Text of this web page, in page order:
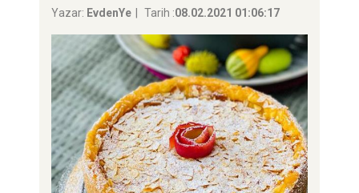
Yazar: EvdenYe Tarih :08.02.2021 01:06:17